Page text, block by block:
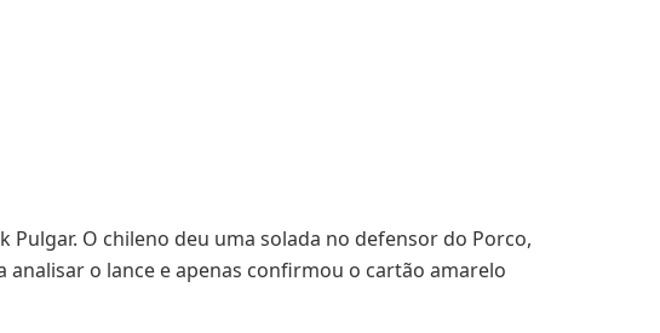
O chileno deu uma solada no defensor do Porco,
o lance e apenas confirmou o cartão amarelo